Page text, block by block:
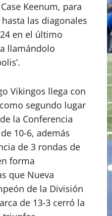
Keenum, para
las diagonales
en el último
llamándolo
Vikingos llega con
segundo lugar
la Conferencia
10-6, además
de 3 rondas de
forma
que Nueva
de la División
de 13-3 cerró la